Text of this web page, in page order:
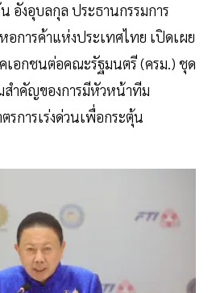
อังอุบลกุล ประธานกรรมการ
การค้าแห่งประเทศไทย เปิดเผย
เอกชนต่อคณะรัฐมนตรี (ครม.) ชุด
สำคัญของการมีหัวหน้าทีม
รการเร่งด่วนเพื่อกระตุ้น